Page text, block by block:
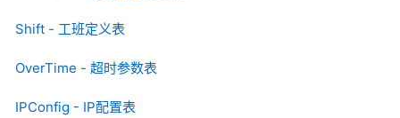
Shift - 工班定义表
OverTime - 超时参数表
IPConfig - IP配置表